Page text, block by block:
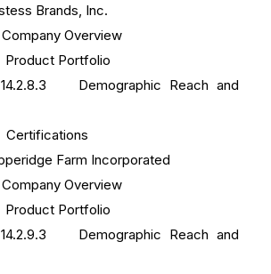
Brands, Inc.
Overview
Portfolio
Reach and
Farm Incorporated
Overview
Portfolio
Reach and